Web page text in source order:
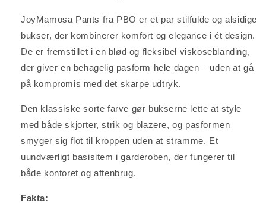
JoyMamosa Pants fra PBO er et par stilfulde og alsidige
bukser, der kombinerer komfort og elegance i ét design.
De er fremstillet i en blød og fleksibel viskoseblanding,
der giver en behagelig pasform hele dagen – uden at gå
på kompromis med det skarpe udtryk.
Den klassiske sorte farve gør bukserne lette at style
med både skjorter, strik og blazere, og pasformen
smyger sig flot til kroppen uden at stramme. Et
uundværligt basisitem i garderoben, der fungerer til
både kontoret og aftenbrug.
Fakta: